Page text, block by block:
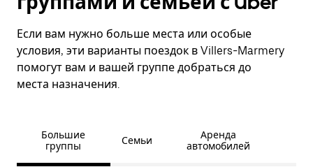
Если вам нужно больше места или особые
условия, эти варианты поездок в Villers-Marmery
помогут вам и вашей группе добраться до
места назначения.
Большие
группы
Семьи
Аренда
автомобилей